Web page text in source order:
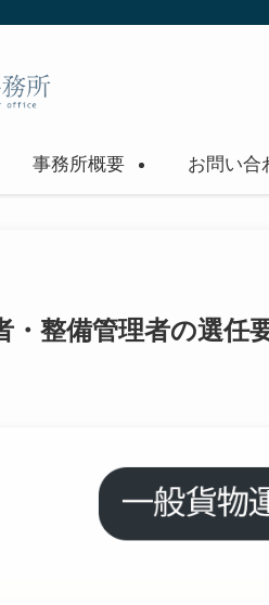
事務所概要 お問い合
整備管理者の選任